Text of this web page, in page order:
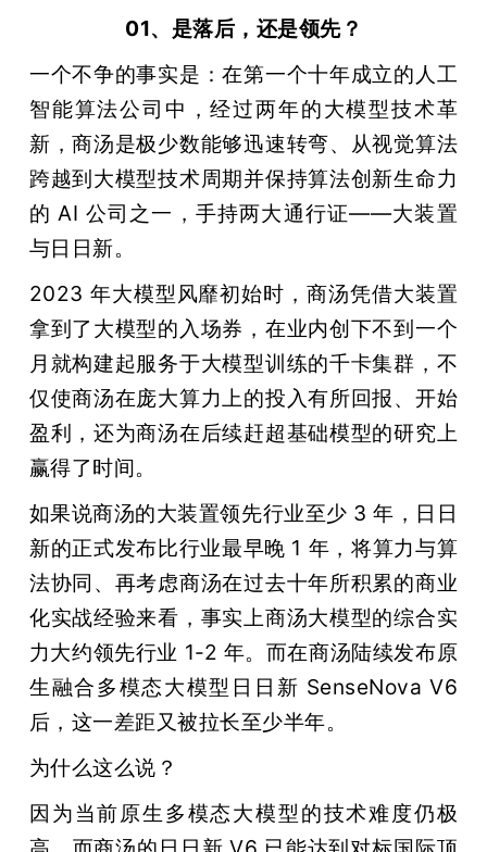
01、 是落后，还是领先？
一个不争的事实是：在第一个十年成立的人工
智能算法公司中，经过两年的大模型技术革
新，商汤是极少数能够迅速转弯、从视觉算法
跨越到大模型技术周期并保持算法创新生命力
的 AI 公司之一，手持两大通行证——大装置
与日日新。
2023 年大模型风靡初始时，商汤凭借大装置
拿到了大模型的入场券，在业内创下不到一个
月就构建起服务于大模型训练的千卡集群，不
仅使商汤在庞大算力上的投入有所回报、开始
盈利，还为商汤在后续赶超基础模型的研究上
赢得了时间。
如果说商汤的大装置领先行业至少 3 年，日日
新的正式发布比行业最早晚 1 年，将算力与算
法协同、再考虑商汤在过去十年所积累的商业
化实战经验来看，事实上商汤大模型的综合实
力大约领先行业 1-2 年。而在商汤陆续发布原
生融合多模态大模型日日新 SenseNova V6
后，这一差距又被拉长至少半年。
为什么这么说？
因为当前原生多模态大模型的技术难度仍极